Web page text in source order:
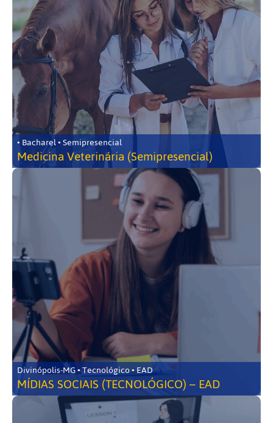
• Bacharel • Semipresencial
Medicina Veterinária (Semipresencial)
Divinópolis-MG • Tecnológico • EAD
MÍDIAS SOCIAIS (TECNOLÓGICO) – EAD